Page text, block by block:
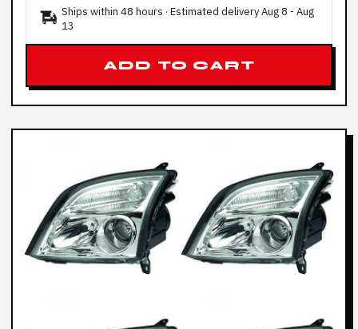
Ships within 48 hours · Estimated deliveryAug 8 - Aug
13
ADD TO CART